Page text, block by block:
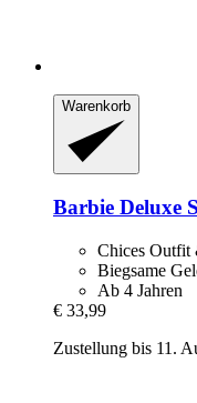
Warenkorb
Barbie Deluxe
Chices Outfit
Biegsame
Ab 4 Jahren
€ 33,99
Zustellung bis 11.